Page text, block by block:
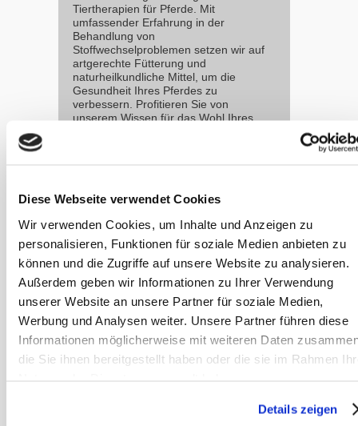
Diese Webseite verwendet Cookies
Wir verwenden Cookies, um Inhalte und Anzeigen zu
personalisieren, Funktionen für soziale Medien anbieten zu
können und die Zugriffe auf unsere Website zu analysieren.
Außerdem geben wir Informationen zu Ihrer Verwendung
unserer Website an unsere Partner für soziale Medien,
Werbung und Analysen weiter. Unsere Partner führen diese
Informationen möglicherweise mit weiteren Daten
die Sie ihnen bereitgestellt haben oder die sie im Rahmen
Details zeigen
Tiertherapien für Pferde. Mit
umfassender Erfahrung in der
Behandlung von
Stoffwechselproblemen setzen wir auf
artgerechte Fütterung und
naturheilkundliche Mittel, um die
Gesundheit Ihres Pferdes zu
verbessern. Profitieren Sie von
unserem Wissen für das Wohl Ihres
Weitere
Artikel zu
dieser
Kategorie
GEBALLTES
WISSEN #41
Tierkommunikat
Erfahre in Karina